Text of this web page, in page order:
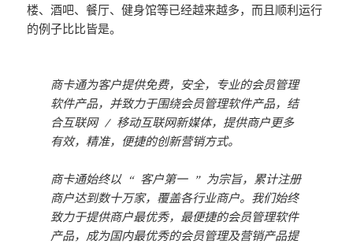
楼、酒吧、餐厅、健身馆等已经越来越多，而且顺利运行
的例子比比皆是。
商卡通为客户提供免费，安全，专业的会员管理
软件产品，并致力于围绕会员管理软件产品，结
合互联网 / 移动互联网新媒体，提供商户更多
有效，精准，便捷的创新营销方式。
商卡通始终以 “ 客户第一 ” 为宗旨，累计注册
商户达到数十万家，覆盖各行业商户。我们始终
致力于提供商户最优秀，最便捷的会员管理软件
产品，成为国内最优秀的会员管理及营销产品提